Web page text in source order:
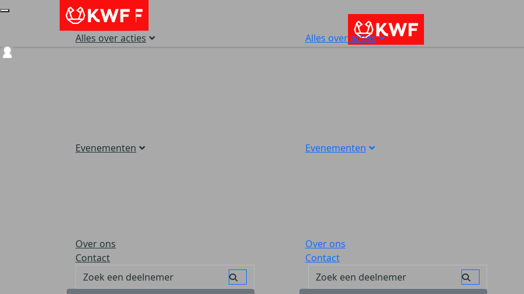
Alles over acties
Evenementen
Over ons
Contact
Alles over acties
Evenementen
Over ons
Contact